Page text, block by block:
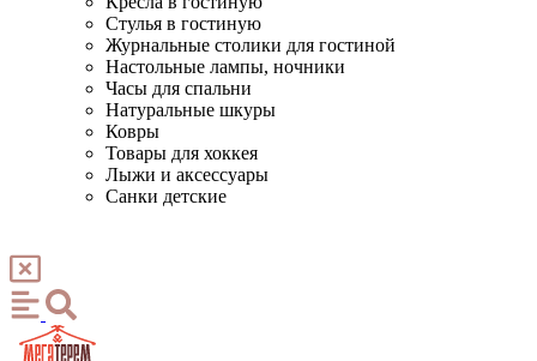
Стулья в гостиную
Журнальные столики для гостиной
Настольные лампы, ночники
Часы для спальни
Натуральные шкуры
Ковры
Товары для хоккея
Лыжи и аксессуары
Санки детские